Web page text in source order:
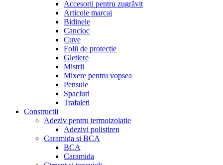
Accesorii pentru zugrăvit
Articole marcaj
Bidinele
Cancioc
Cuve
Folii de protecție
Gletiere
Mistrii
Mixere pentru vopsea
Pensule
Spacluri
Trafaleti
Constructii
Adeziv pentru termoizolatie
Adezivi polistiren
Caramida si BCA
BCA
Caramida